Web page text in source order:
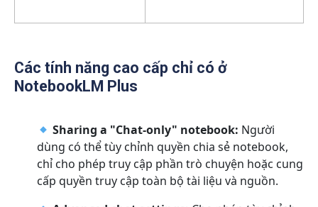
Các tính năng cao cấp chỉ có ở
NotebookLM Plus
Sharing a "Chat-only" notebook: Người
dùng có thể tùy chỉnh quyền chia sẻ notebook,
chỉ cho phép truy cập phần trò chuyện hoặc cung
cấp quyền truy cập toàn bộ tài liệu và nguồn.